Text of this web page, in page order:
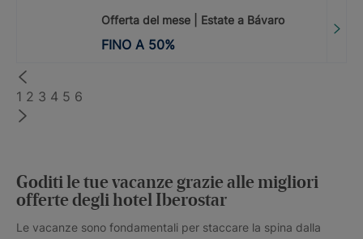
Offerta del mese | Estate a Bávaro
FINO A 50%
1 2 3 4 5 6
Goditi le tue vacanze grazie alle migliori
offerte degli hotel Iberostar
Le vacanze sono fondamentali per staccare la spina dalla